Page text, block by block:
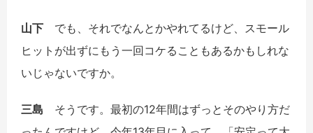
山下 でも、それでなんとかやれてるけど、スモール
ヒットが出ずにもう一回コケることもあるかもしれな
いじゃないですか。
三島 そうです。最初の12年間はずっとそのやり方だ